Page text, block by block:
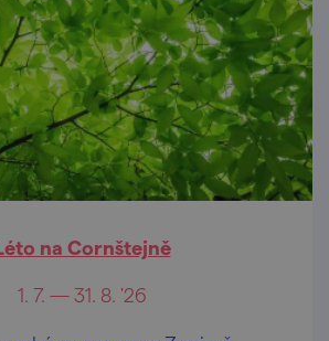
na Cornštejně
1. 7. — 31. 8. '26